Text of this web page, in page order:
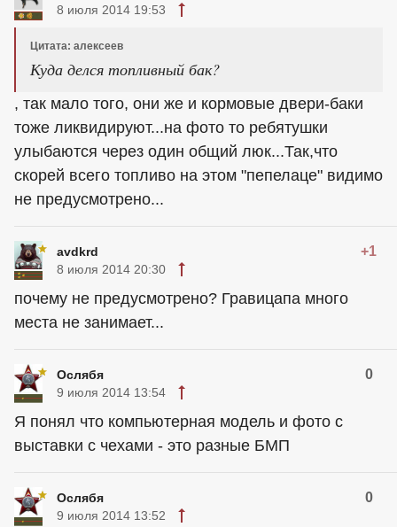
8 июля 2014 19:53
Цитата: алексеев
Куда делся топливный бак?
, так мало того, они же и кормовые двери-баки
тоже ликвидируют...на фото то ребятушки
улыбаются через один общий люк...Так,что
скорей всего топливо на этом "пепелаце" видимо
не предусмотрено...
avdkrd +1
8 июля 2014 20:30
почему не предусмотрено? Гравицапа много
места не занимает...
Ослябя 0
9 июля 2014 13:54
Я понял что компьютерная модель и фото с
выставки с чехами - это разные БМП
Ослябя 0
9 июля 2014 13:52